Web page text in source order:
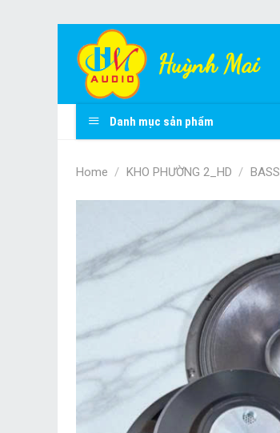
content
Huỳnh Mai
Danh mục sản phẩm
Home / KHO PHƯỜNG 2_HD / BASS